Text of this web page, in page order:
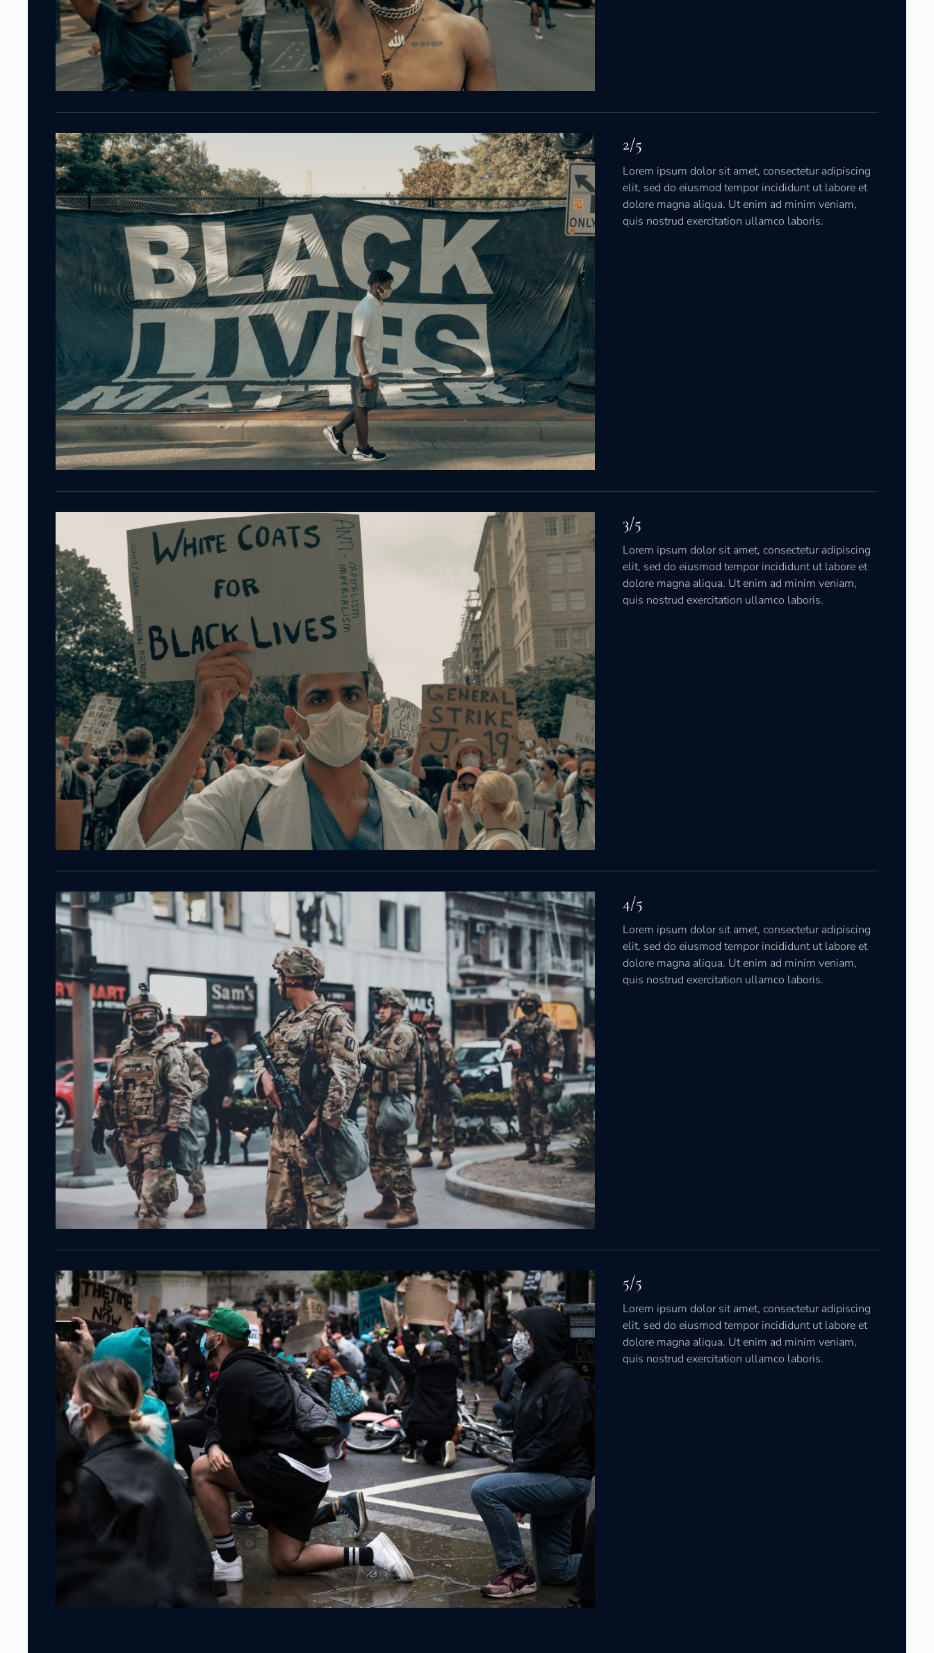
2/5
Lorem ipsum dolor sit amet, consectetur adipiscing
elit, sed do eiusmod tempor incididunt ut labore et
dolore magna aliqua. Ut enim ad minim veniam,
quis nostrud exercitation ullamco laboris.
3/5
Lorem ipsum dolor sit amet, consectetur adipiscing
elit, sed do eiusmod tempor incididunt ut labore et
dolore magna aliqua. Ut enim ad minim veniam,
quis nostrud exercitation ullamco laboris.
4/5
Lorem ipsum dolor sit amet, consectetur adipiscing
elit, sed do eiusmod tempor incididunt ut labore et
dolore magna aliqua. Ut enim ad minim veniam,
quis nostrud exercitation ullamco laboris.
5/5
Lorem ipsum dolor sit amet, consectetur adipiscing
elit, sed do eiusmod tempor incididunt ut labore et
dolore magna aliqua. Ut enim ad minim veniam,
quis nostrud exercitation ullamco laboris.